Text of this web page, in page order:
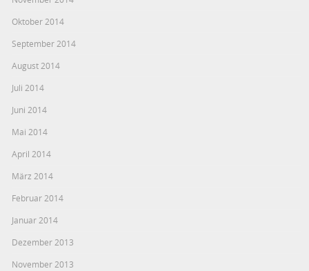
Oktober 2014
September 2014
August 2014
Juli 2014
Juni 2014
Mai 2014
April 2014
März 2014
Februar 2014
Januar 2014
Dezember 2013
November 2013